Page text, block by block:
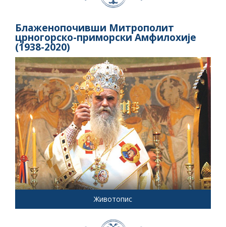
Блаженопочивши Митрополит
црногорско-приморски Амфилохије
(1938-2020)
Животопис